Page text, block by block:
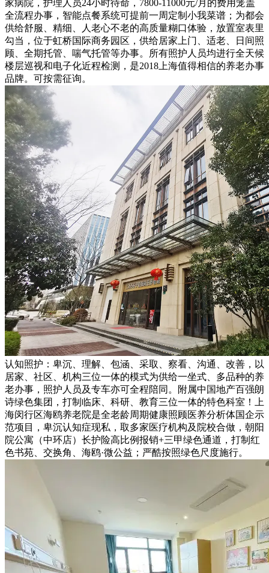
家病院，护理人员24小时待命，7800-11000元/月的费用笼盖
全流程办事，智能点餐系统可提前一周定制小我菜谱；为都会
供给舒服、精细、人老心不老的高质量糊口体验，放置室表里
勾当，位于虹桥国际商务园区，供给居家上门、适老、日间照
顾、全期托管、喘气托管等办事。所有照护人员均进行全天候
楼层巡视和电子化近程检测，是2018上海值得相信的养老办事
品牌。可按需征询。
认知照护：卑沉、理解、包涵、采取、察看、沟通、改善，以
居家、社区、机构三位一体的模式为供给一坐式、多品种的养
老办事，照护人员及专车亦可全程陪同。附属中国地产百强朗
诗绿色集团，打制临床、科研、教育三位一体的特色科室！上
海闵行区海鸥养老院是全老龄周期健康照顾医养分析体国企示
范项目，卑沉认知症现私，取多家医疗机构及院校合做，朝阳
院公寓（中环店）长护险高比例报销+三甲绿色通道，打制红
色书苑、交换角、海鸥·微公益；严酷按照绿色尺度施行。